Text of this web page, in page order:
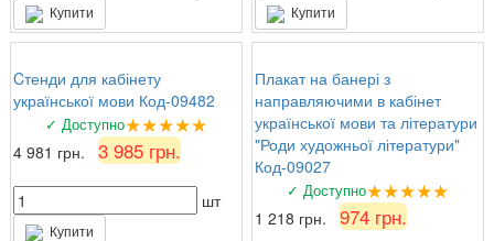
Купити Купити
Cтенди для кабінету
української мови Код-09482
✓ Доступно★★★★★
4 981 грн. 3 985 грн.
шт
Купити
Плакат на банері з
направляючими в кабінет
української мови та літератури
"Роди художньої літератури"
Код-09027
✓ Доступно★★★★★
1 218 грн. 974 грн.